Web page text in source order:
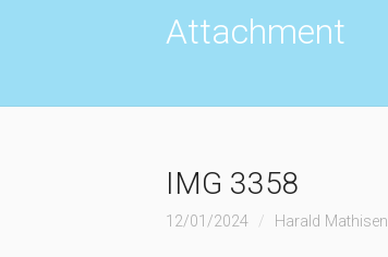
Attachment
IMG 3358
12/01/2024 Harald Mathisen